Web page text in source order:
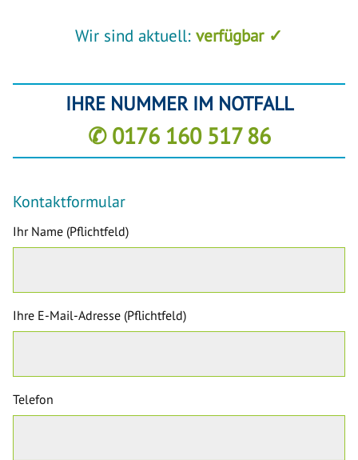
Wir sind aktuell: verfügbar ✓
IHRE NUMMER IM NOTFALL
✆ 0176 160 517 86
Kontaktformular
Ihr Name (Pflichtfeld)
Ihre E-Mail-Adresse (Pflichtfeld)
Telefon